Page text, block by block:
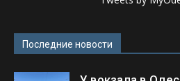
Последние новости